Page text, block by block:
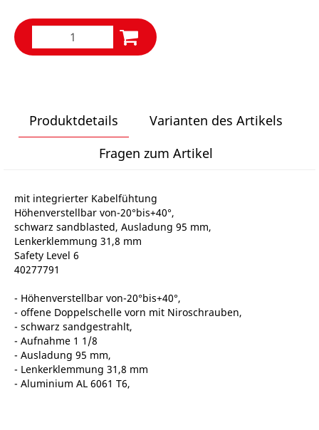
Produktdetails
Varianten des Artikels
Fragen zum Artikel
mit integrierter Kabelfühtung
Höhenverstellbar von-20°bis+40°,
schwarz sandblasted, Ausladung 95 mm,
Lenkerklemmung 31,8 mm
Safety Level 6
40277791
- Höhenverstellbar von-20°bis+40°,
- offene Doppelschelle vorn mit Niroschrauben,
- schwarz sandgestrahlt,
- Aufnahme 1 1/8
- Ausladung 95 mm,
- Lenkerklemmung 31,8 mm
- Aluminium AL 6061 T6,